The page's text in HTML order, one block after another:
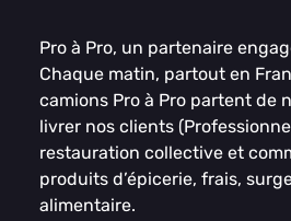
Pro à Pro, un partenaire
Chaque matin, partout en
camions Pro à Pro partent de
livrer nos clients
restauration collective et
produits d’épicerie, frais,
alimentaire.